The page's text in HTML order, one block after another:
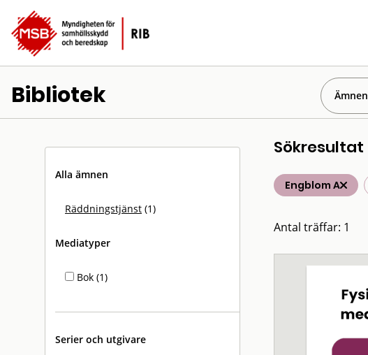
Bibliotek Ämnen
Alla ämnen
Räddningstjänst (1)
Mediatyper
Bok (1)
Serier och utgivare
Sökresultat
Engblom A
Antal träffar: 1